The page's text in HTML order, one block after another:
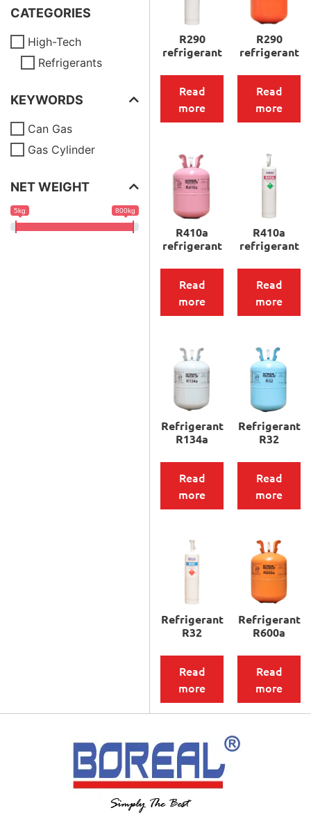
CATEGORIES
High-Tech
Refrigerants
KEYWORDS
Can Gas
Gas Cylinder
NET WEIGHT
5kg 800kg
R290
refrigerant
Read
more
R290
refrigerant
Read
more
R410a
refrigerant
Read
more
R410a
refrigerant
Read
more
Refrigerant
R134a
Read
more
Refrigerant
R32
Read
more
Refrigerant
R32
Read
more
Refrigerant
R600a
Read
more